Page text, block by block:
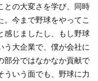
との大変さを学び、同時
。今まで野球をやってこ
感じましたし、もし野球
う大企業で、僕が会社に
部分ではなかなか貢献で
ういう面でも、野球に力